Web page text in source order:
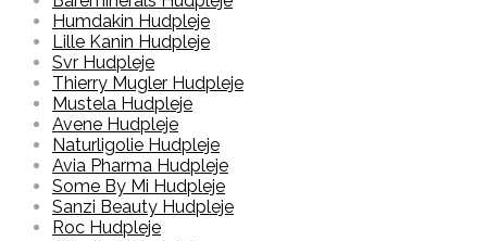
Humdakin Hudpleje
Lille Kanin Hudpleje
Svr Hudpleje
Thierry Mugler Hudpleje
Mustela Hudpleje
Avene Hudpleje
Naturligolie Hudpleje
Avia Pharma Hudpleje
Some By Mi Hudpleje
Sanzi Beauty Hudpleje
Roc Hudpleje